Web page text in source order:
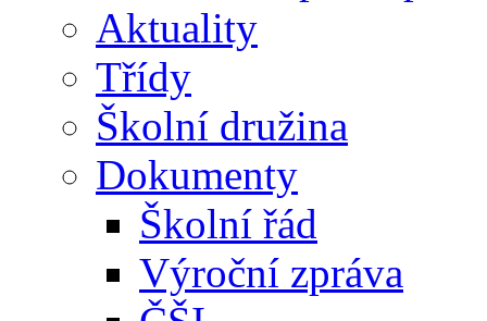
Aktuality
Třídy
Školní družina
Dokumenty
Školní řád
Výroční zpráva